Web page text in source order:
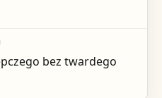
bez twardego